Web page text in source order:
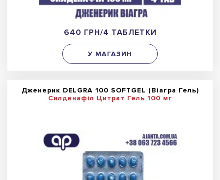
640 ГРН/4 ТАБЛЕТКИ
У МАГАЗИН
Дженерик DELGRA 100 SOFTGEL (Віагра Гель)
Силденафіл Цитрат Гель 100 мг